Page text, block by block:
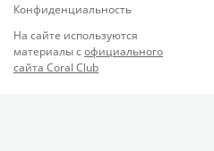
Конфиденциальность
На сайте используются
материалы софициального
сайта Coral Club